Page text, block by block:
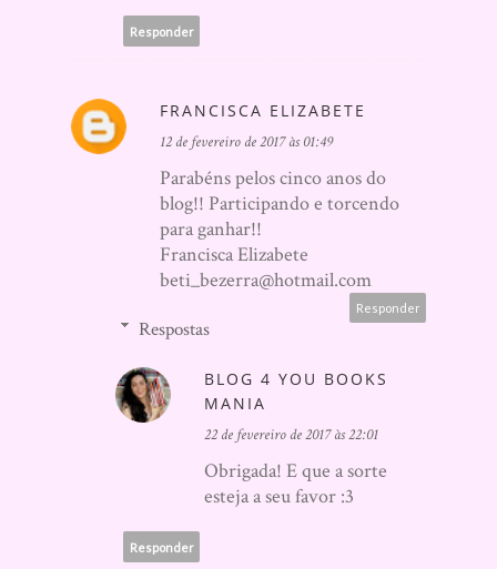
Responder
FRANCISCA ELIZABETE
12 de fevereiro de 2017 às 01:49
Parabéns pelos cinco anos do
blog!! Participando e torcendo
para ganhar!!
Francisca Elizabete
beti_bezerra@hotmail.com
Responder
Respostas
BLOG 4 YOU BOOKS
MANIA
22 de fevereiro de 2017 às 22:01
Obrigada! E que a sorte
esteja a seu favor :3
Responder